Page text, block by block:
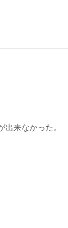
来なかった。